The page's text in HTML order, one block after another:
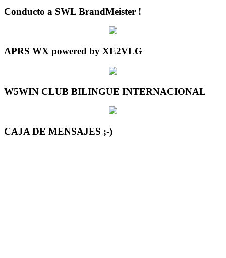
Conducto a SWL BrandMeister !
APRS WX powered by XE2VLG
W5WIN CLUB BILINGUE INTERNACIONAL
CAJA DE MENSAJES ;-)